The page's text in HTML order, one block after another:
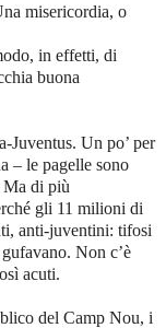
misericordia, o
in effetti, di
buona
Juventus. Un po’ per
– le pagelle sono
Ma di più
gli 11 milioni di
anti-juventini: tifosi
Non c’è
acuti.
del Camp Nou, i